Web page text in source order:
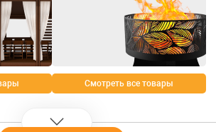
Смотреть все товары